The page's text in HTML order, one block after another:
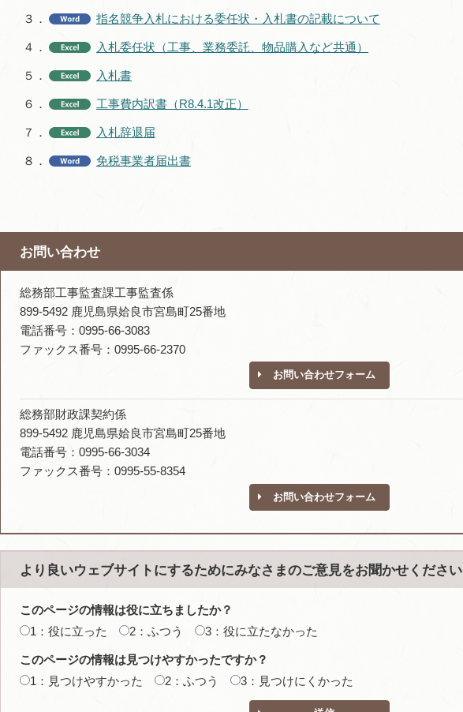
３． 指名競争入札における委任状・入札書の記載について
４． 入札委任状（工事、業務委託、物品購入など共通）
５． 入札書
６． 工事費内訳書（R8.4.1改正）
７． 入札辞退届
８． 免税事業者届出書
お問い合わせ
総務部工事監査課工事監査係
899-5492 鹿児島県姶良市宮島町25番地
電話番号：0995-66-3083
ファックス番号：0995-66-2370
お問い合わせフォーム
総務部財政課契約係
899-5492 鹿児島県姶良市宮島町25番地
電話番号：0995-66-3034
ファックス番号：0995-55-8354
お問い合わせフォーム
より良いウェブサイトにするためにみなさまのご意見をお聞かせください
このページの情報は役に立ちましたか？
1：役に立った
2：ふつう 3：役に立たなかった
このページの情報は見つけやすかったですか？
1：見つけやすかった
2：ふつう 3：見つけにくかった